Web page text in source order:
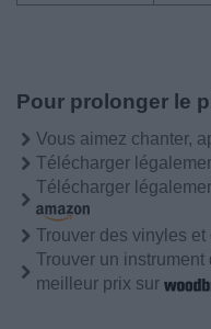
Pour prolonger le
Vous aimez chanter,
Télécharger
Télécharger
Trouver des vinyles et
Trouver un
meilleur prix sur